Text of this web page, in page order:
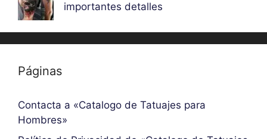
importantes detalles
Páginas
Contacta a «Catalogo de Tatuajes para
Hombres»